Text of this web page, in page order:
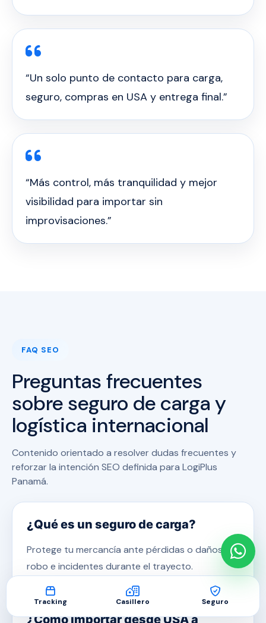
“Un solo punto de contacto para carga,
seguro, compras en USA y entrega final.”
“Más control, más tranquilidad y mejor
visibilidad para importar sin
improvisaciones.”
FAQ SEO
Preguntas frecuentes
sobre seguro de carga y
logística internacional
Contenido orientado a resolver dudas frecuentes y
reforzar la intención SEO definida para LogiPlus
Panamá.
¿Qué es un seguro de carga?
Protege tu mercancía ante pérdidas o daños,
robo e incidentes durante el trayecto.
¿Cómo importar desde USA a
Tracking Casillero Seguro